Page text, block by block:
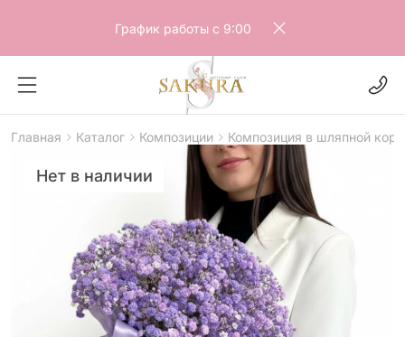
График работы с 9:00
Главная Каталог Композиции Композиция в шляпной
Нет в наличии